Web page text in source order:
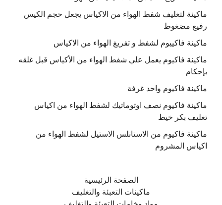
ماكينة لتغليف شفط الهواء من الاكياس يجعل حجم الكيس
رفيع مضغوط
ماكينة فاكييوم لشفط و تفريغ الهواء من الاكياس
ماكينة فاكيوم يعمل علي شفط الهواء من الأكياس قبل غلقه
بإحكام
ماكينة فاكيوم واحد غرفة
ماكينة فاكيوم نصف اوتوماتيك لشفط الهواء من اكياس
تغليف بكر خيط
ماكينة فاكيوم من الاستانلس الاستيل لشفط الهواء من
اكياس المشروم
الصفحة الرئيسية
ماكينات التعبئة والتغليف